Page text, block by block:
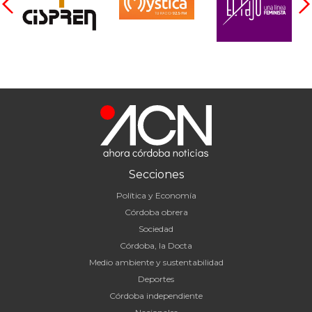
Secciones
Política y Economía
Córdoba obrera
Sociedad
Córdoba, la Docta
Medio ambiente y sustentabilidad
Deportes
Córdoba independiente